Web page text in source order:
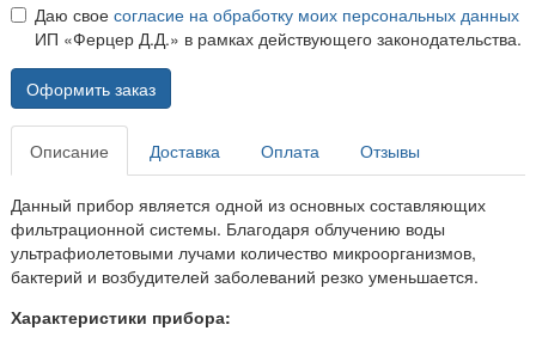
Даю свое согласие на обработку моих персональных данных
ИП «Ферцер Д.Д.» в рамках действующего законодательства.
Оформить заказ
Описание Доставка Оплата Отзывы
Данный прибор является одной из основных составляющих
фильтрационной системы. Благодаря облучению воды
ультрафиолетовыми лучами количество микроорганизмов,
бактерий и возбудителей заболеваний резко уменьшается.
Характеристики прибора: